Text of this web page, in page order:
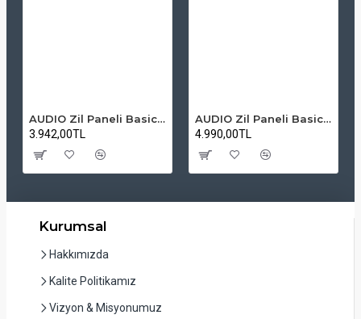
AUDIO Zil Paneli Basic Hpli Çift Buton 14'lü Sesli Apartman Diafon Kapı Paneli
3.942,00TL
AUDIO Zil Paneli Basic Hpli Çift Buton 20'li Sesli Apartman Diafon Kapı Paneli
4.990,00TL
Kurumsal
Hakkımızda
Kalite Politikamız
Vizyon & Misyonumuz